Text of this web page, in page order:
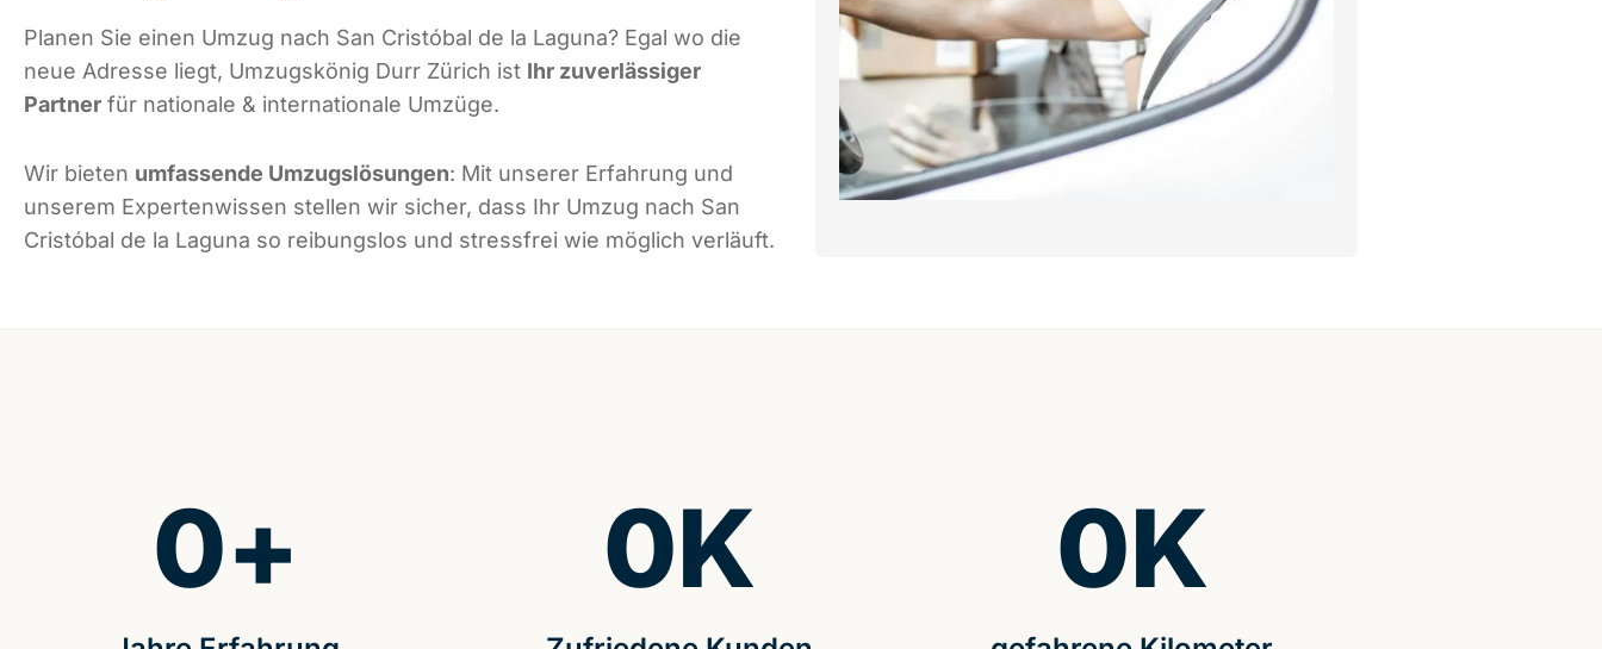
Planen Sie einen Umzug nach San Cristóbal de la Laguna? Egal wo die
neue Adresse liegt, Umzugskönig Durr Zürich ist Ihr zuverlässiger
Partner für nationale & internationale Umzüge.
Wir bieten umfassende Umzugslösungen: Mit unserer Erfahrung und
unserem Expertenwissen stellen wir sicher, dass Ihr Umzug nach San
Cristóbal de la Laguna so reibungslos und stressfrei wie möglich verläuft.
0+ 0K 0K